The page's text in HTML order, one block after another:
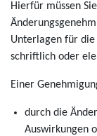
Hierfür müssen
Unterlagen für
schriftlich oder
Einer
durch die
Auswirkungen